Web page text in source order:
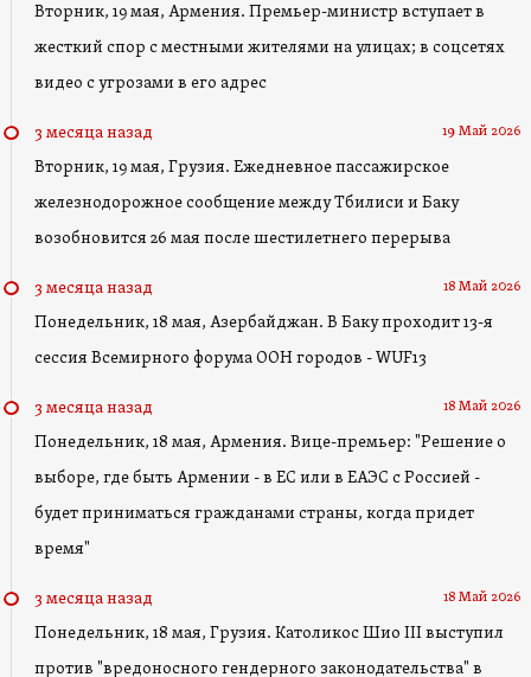
Вторник, 19 мая, Армения. Премьер-министр вступает в
жесткий спор с местными жителями на улицах; в соцсетях
видео с угрозами в его адрес
3 месяца назад 19 Май 2026
Вторник, 19 мая, Грузия. Ежедневное пассажирское
железнодорожное сообщение между Тбилиси и Баку
возобновится 26 мая после шестилетнего перерыва
3 месяца назад 18 Май 2026
Понедельник, 18 мая, Азербайджан. В Баку проходит 13-я
сессия Всемирного форума ООН городов - WUF13
3 месяца назад 18 Май 2026
Понедельник, 18 мая, Армения. Вице-премьер: "Решение о
выборе, где быть Армении - в ЕС или в ЕАЭС с Россией -
будет приниматься гражданами страны, когда придет
время"
3 месяца назад 18 Май 2026
Понедельник, 18 мая, Грузия. Католикос Шио III выступил
против "вредоносного гендерного законодательства" в